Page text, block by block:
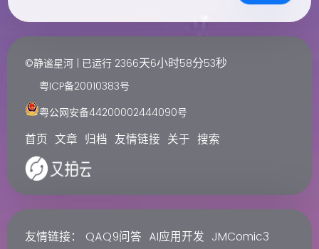
©静谧星河 | 已运行 2366天6小时58分53秒
粤ICP备20010383号
粤公网安备44200002444090号
首页 文章 归档 友情链接 关于 搜索
友情链接： QAQ9问答 AI应用开发 JMComic3